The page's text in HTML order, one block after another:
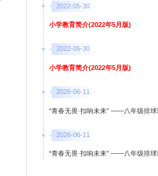
2022-05-30
小学教育简介(2022年5月版)
2022-05-30
小学教育简介(2022年5月版)
2026-06-11
“青春无畏·扣响未来” ——八年级排
2026-06-11
“青春无畏·扣响未来” ——八年级排